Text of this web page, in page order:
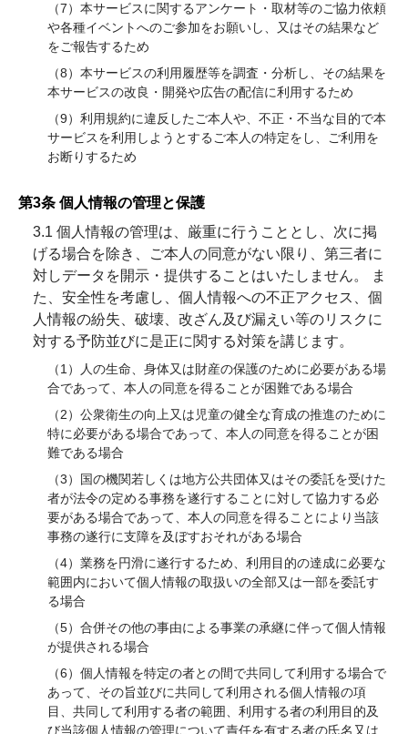
（7）本サービスに関するアンケート・取材等のご協力依頼
や各種イベントへのご参加をお願いし、又はその結果など
をご報告するため
（8）本サービスの利用履歴等を調査・分析し、その結果を
本サービスの改良・開発や広告の配信に利用するため
（9）利用規約に違反したご本人や、不正・不当な目的で本
サービスを利用しようとするご本人の特定をし、ご利用を
お断りするため
第3条 個人情報の管理と保護
3.1 個人情報の管理は、厳重に行うこととし、次に掲
げる場合を除き、ご本人の同意がない限り、第三者に
対しデータを開示・提供することはいたしません。 ま
た、安全性を考慮し、個人情報への不正アクセス、個
人情報の紛失、破壊、改ざん及び漏えい等のリスクに
対する予防並びに是正に関する対策を講じます。
（1）人の生命、身体又は財産の保護のために必要がある場
合であって、本人の同意を得ることが困難である場合
（2）公衆衛生の向上又は児童の健全な育成の推進のために
特に必要がある場合であって、本人の同意を得ることが困
難である場合
（3）国の機関若しくは地方公共団体又はその委託を受けた
者が法令の定める事務を遂行することに対して協力する必
要がある場合であって、本人の同意を得ることにより当該
事務の遂行に支障を及ぼすおそれがある場合
（4）業務を円滑に遂行するため、利用目的の達成に必要な
範囲内において個人情報の取扱いの全部又は一部を委託す
る場合
（5）合併その他の事由による事業の承継に伴って個人情報
が提供される場合
（6）個人情報を特定の者との間で共同して利用する場合で
あって、その旨並びに共同して利用される個人情報の項
目、共同して利用する者の範囲、利用する者の利用目的及
び当該個人情報の管理について責任を有する者の氏名又は